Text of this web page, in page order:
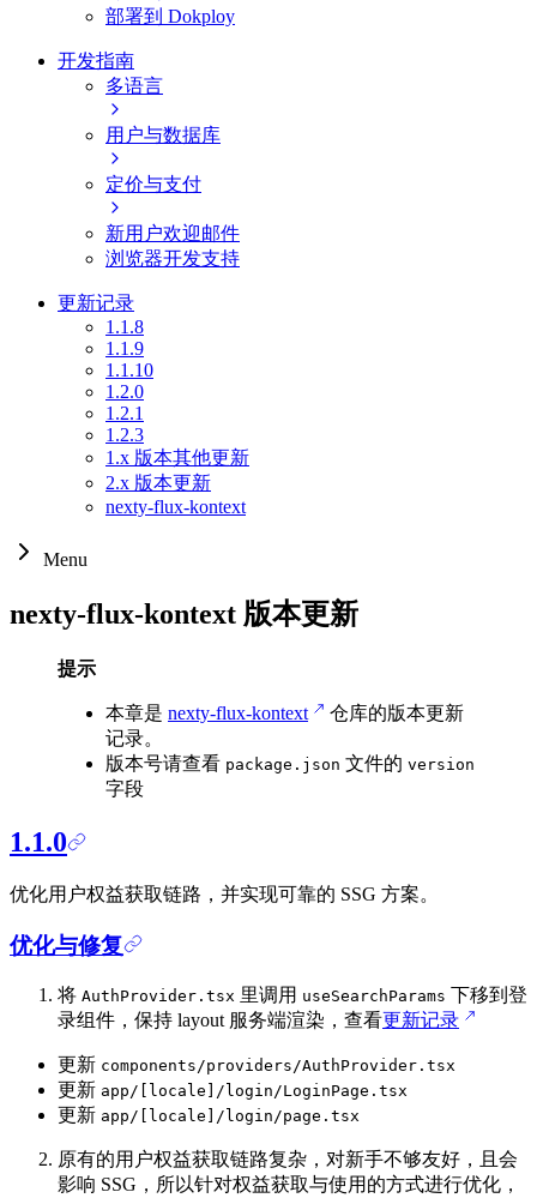
部署到 Dokploy
开发指南
多语言
用户与数据库
定价与支付
新用户欢迎邮件
浏览器开发支持
更新记录
1.1.8
1.1.9
1.1.10
1.2.0
1.2.1
1.2.3
1.x 版本其他更新
2.x 版本更新
nexty-flux-kontext
Menu
nexty-flux-kontext 版本更新
提示
本章是 nexty-flux-kontext
仓库的版本更新
记录。
版本号请查看 package.json 文件的 version
字段
1.1.0
优化用户权益获取链路，并实现可靠的 SSG 方案。
优化与修复
将 AuthProvider.tsx 里调用 useSearchParams 下移到登
录组件，保持 layout 服务端渲染，查看更新记录
更新 components/providers/AuthProvider.tsx
更新 app/[locale]/login/LoginPage.tsx
更新 app/[locale]/login/page.tsx
原有的用户权益获取链路复杂，对新手不够友好，且会
影响 SSG，所以针对权益获取与使用的方式进行优化，